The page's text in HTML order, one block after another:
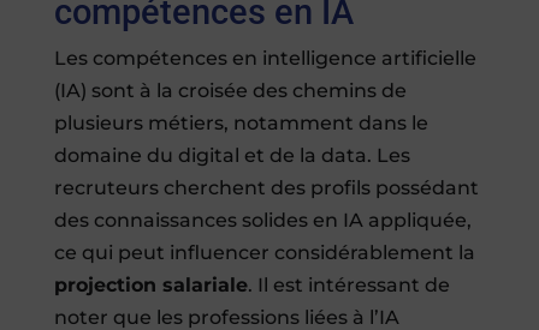
compétences en IA
Les compétences en intelligence artificielle
(IA) sont à la croisée des chemins de
plusieurs métiers, notamment dans le
domaine du digital et de la data. Les
recruteurs cherchent des profils possédant
des connaissances solides en IA appliquée,
ce qui peut influencer considérablement la
projection salariale. Il est intéressant de
noter que les professions liées à l’IA